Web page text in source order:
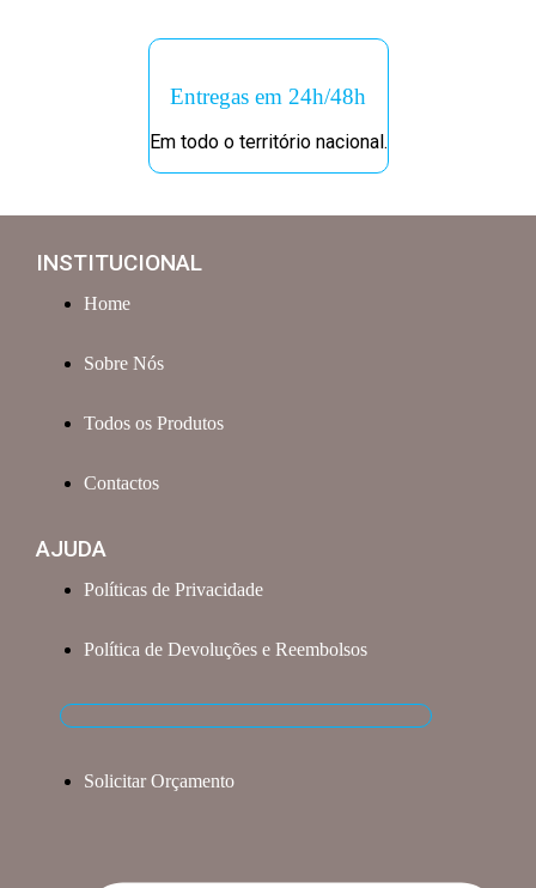
Entregas em 24h/48h
Em todo o território nacional.
INSTITUCIONAL
Home
Sobre Nós
Todos os Produtos
Contactos
AJUDA
Políticas de Privacidade
Política de Devoluções e Reembolsos
Solicitar Orçamento